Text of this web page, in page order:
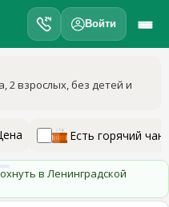
Войти
, 2 взрослых, без детей и
Есть горячий чан
в Ленинградской